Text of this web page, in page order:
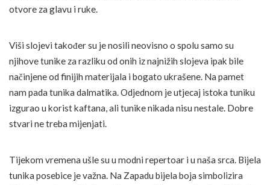
otvore za glavu i ruke.
Viši slojevi također su je nosili neovisno o spolu samo su
njihove tunike za razliku od onih iz najnižih slojeva ipak bile
načinjene od finijih materijala i bogato ukrašene. Na pamet
nam pada tunika dalmatika. Odjednom je utjecaj istoka tuniku
izgurao u korist kaftana, ali tunike nikada nisu nestale. Dobre
stvari ne treba mijenjati.
Tijekom vremena ušle su u modni repertoar i u naša srca. Bijela
tunika posebice je važna. Na Zapadu bijela boja simbolizira